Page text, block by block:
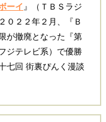
ーイ 』（ＴＢＳラジ
０２２年２月、『Ｂ
が撤廃となった『第
ジテレビ系）で優勝
七回 街裏ぴんく漫談